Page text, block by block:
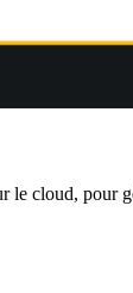
le cloud, pour